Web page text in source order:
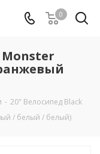
0
Monster
- 20" Велосипед Black
/ белый / белый)